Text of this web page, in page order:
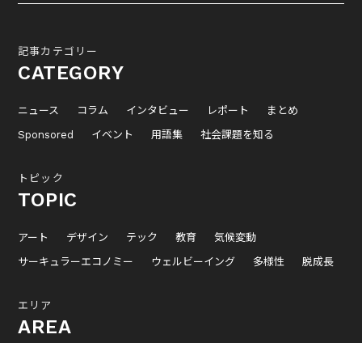
記事カテゴリー
CATEGORY
ニュース コラム インタビュー レポート
まとめ
Sponsored
イベント 用語集 社会課題を知る
トピック
TOPIC
アート デザイン テック 教育
気候変動
サーキュラーエコノミー
ウェルビーイング 多様性 脱成長
エリア
AREA